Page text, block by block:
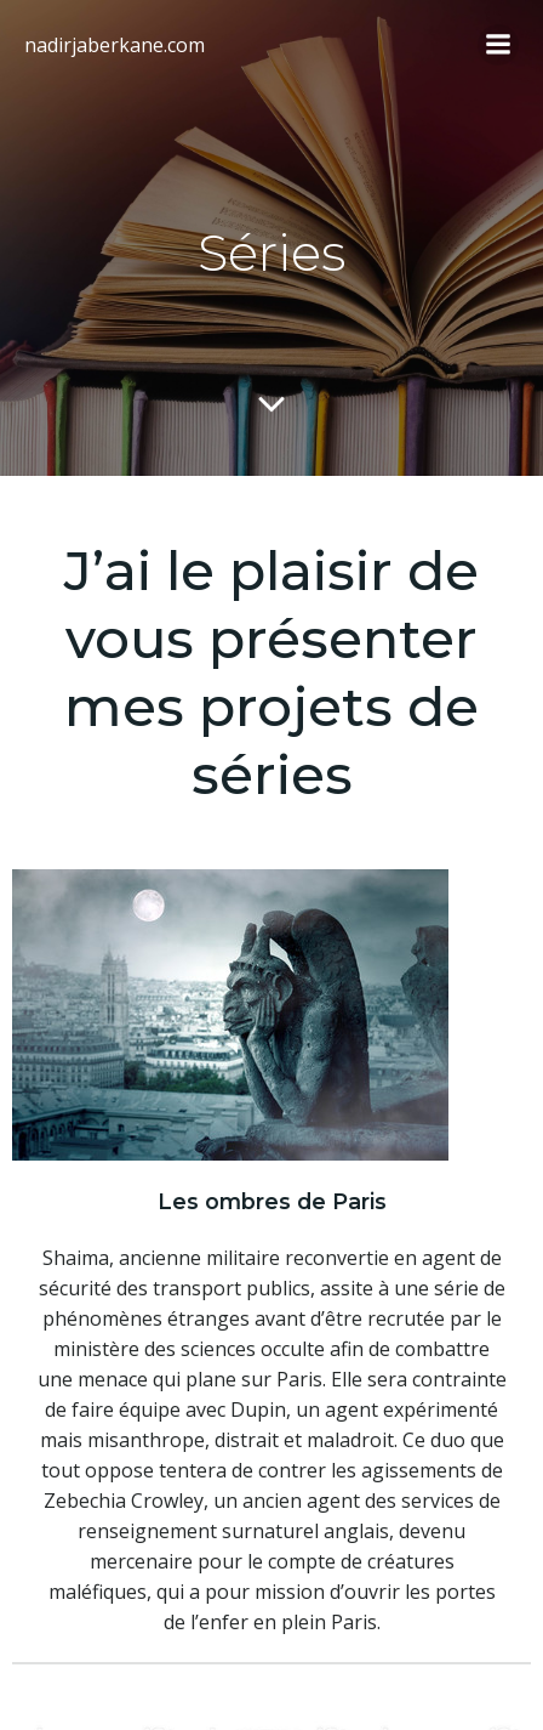
au
contenu
nadirjaberkane.com
Séries
J’ai le plaisir de
vous présenter
mes projets de
séries
Les ombres de Paris
Shaima, ancienne militaire reconvertie en agent de
sécurité des transport publics, assite à une série de
phénomènes étranges avant d’être recrutée par le
ministère des sciences occulte afin de combattre
une menace qui plane sur Paris. Elle sera contrainte
de faire équipe avec Dupin, un agent expérimenté
mais misanthrope, distrait et maladroit. Ce duo que
tout oppose tentera de contrer les agissements de
Zebechia Crowley, un ancien agent des services de
renseignement surnaturel anglais, devenu
mercenaire pour le compte de créatures
maléfiques, qui a pour mission d’ouvrir les portes
de l’enfer en plein Paris.